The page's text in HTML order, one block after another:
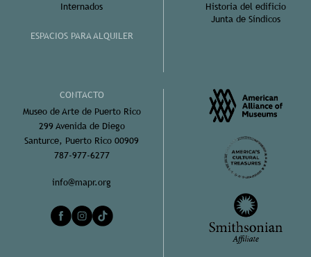
Internados
ESPACIOS PARA ALQUILER
Historia del edificio
Junta de Síndicos
CONTACTO
Museo de Arte de Puerto Rico
299 Avenida de Diego
Santurce, Puerto Rico 00909
787-977-6277
info@mapr.org